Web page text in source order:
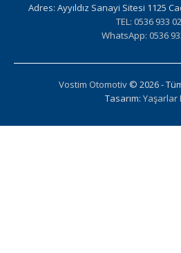
Adres: Ayyıldız Sanayi Sitesi 1125
TEL: 0536 933
WhatsApp: 0536
Vostim Otomotiv © 2026 -
Tasarım: Yaşarlar